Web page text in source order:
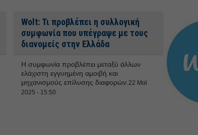
Wolt: Τι προβλέπει η συλλογική
συμφωνία που υπέγραψε με τους
διανομείς στην Ελλάδα
Η συμφωνία προβλέπει μεταξύ άλλων
ελάχιστη εγγυημένη αμοιβή και
μηχανισμούς επίλυσης διαφορών. 22 Μαϊ
2025 - 15:50